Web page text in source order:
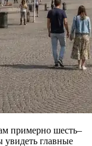
примерно шесть–
увидеть главные